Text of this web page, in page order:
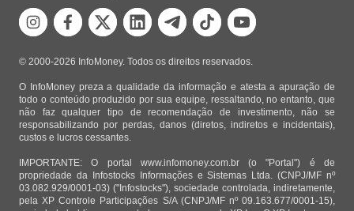
© 2000-2026 InfoMoney. Todos os direitos reservados.
O InfoMoney preza a qualidade da informação e atesta a apuração de
todo o conteúdo produzido por sua equipe, ressaltando, no entanto, que
não faz qualquer tipo de recomendação de investimento, não se
responsabilizando por perdas, danos (diretos, indiretos e incidentais),
custos e lucros cessantes.
IMPORTANTE: O portal www.infomoney.com.br (o "Portal") é de
propriedade da Infostocks Informações e Sistemas Ltda. (CNPJ/MF nº
03.082.929/0001-03) ("Infostocks"), sociedade controlada, indiretamente,
pela XP Controle Participações S/A (CNPJ/MF nº 09.163.677/0001-15),